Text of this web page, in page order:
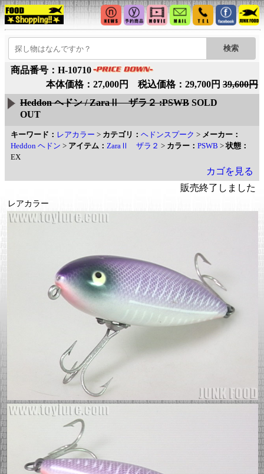
商品番号：H-10710
本体価格：27,000円 税込価格：29,700円 39,600円
Heddon ヘドン / ZaraⅡ ザラ２ :PSWB SOLD
OUT
キーワード： レアカラー > カテゴリ： ヘドンスプーク > メーカー：
Heddon ヘドン > アイテム： ZaraⅡ ザラ２ > カラー： PSWB >状態：
EX
カゴを見る
販売終了しました
レアカラー